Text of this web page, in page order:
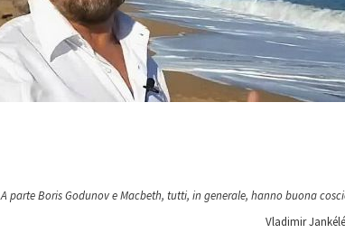
A parte Boris Godunov e Macbeth, tutti, in generale, hanno buona
Vladimir